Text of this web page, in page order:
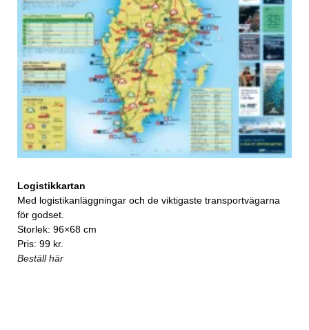
Logistikkartan
Med logistikanläggningar och de viktigaste transportvägarna
för godset.
Storlek: 96×68 cm
Pris: 99 kr.
Beställ här